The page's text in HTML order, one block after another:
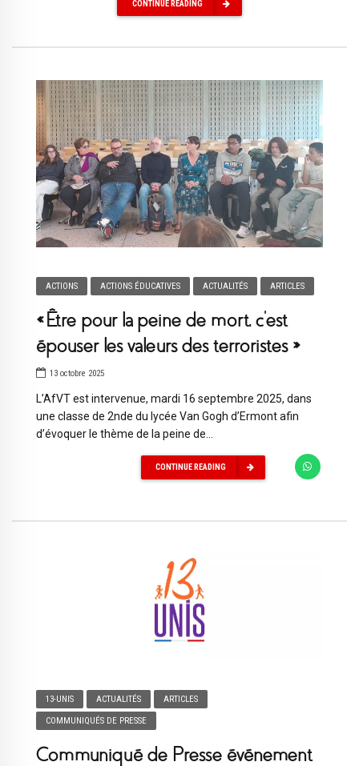
CONTINUE READING
ACTIONS ACTIONS ÉDUCATIVES ACTUALITÉS ARTICLES
« Être pour la peine de mort, c’est
épouser les valeurs des terroristes »
13 octobre 2025
L’AfVT est intervenue, mardi 16 septembre 2025, dans
une classe de 2nde du lycée Van Gogh d’Ermont afin
d’évoquer le thème de la peine de...
CONTINUE READING
13-UNIS ACTUALITÉS ARTICLES
COMMUNIQUÉS DE PRESSE
Communiqué de Presse événement